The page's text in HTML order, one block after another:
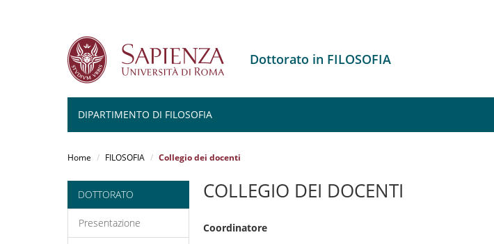
Dottorato in FILOSOFIA
DIPARTIMENTO DI FILOSOFIA
Home FILOSOFIA Collegio dei docenti
DOTTORATO
Presentazione
COLLEGIO DEI DOCENTI
Coordinatore